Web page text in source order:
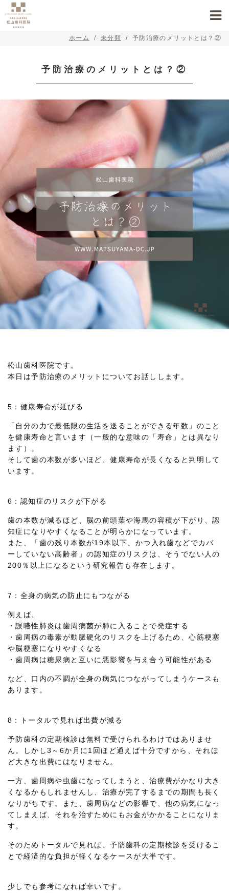
ホーム 未分類 予防治療のメリットとは？②
予防治療のメリットとは？②
松山歯科医院です。
本日は予防治療のメリットについてお話しします。
5：健康寿命が延びる
「自分の力で最低限の生活を送ることができる年数」のこと
を健康寿命と言います（一般的な意味の「寿命」とは異なり
ます）。
そして歯の本数が多いほど、健康寿命が長くなると判明して
います。
6：認知症のリスクが下がる
歯の本数が減るほど、脳の前頭葉や海馬の容積が下がり、認
知症になりやすくなることが明らかになっています。
また、「歯の残り本数が19本以下、かつ入れ歯などでカバ
ーしていない高齢者」の認知症のリスクは、そうでない人の
200％以上になるという研究報告も存在します。
7：全身の病気の防止にもつながる
例えば、
・誤嚥性肺炎は歯周病菌が肺に入ることで発症する
・歯周病の毒素が動脈硬化のリスクを上げるため、心筋梗塞
や脳梗塞になりやすくなる
・歯周病は糖尿病と互いに悪影響を与え合う可能性がある
など、口内の不調が全身の病気につながってしまうケースも
あります。
8：トータルで見れば出費が減る
予防歯科の定期検診は無料で受けられるわけではありませ
ん。しかし3～6か月に1回ほど通えば十分ですから、それほ
ど大きな出費にはなりません。
一方、歯周病や虫歯になってしまうと、治療費がかなり大き
くなるかもしれませんし、治療が完了するまでの期間も長く
なりがちです。また、歯周病などの影響で、他の病気になっ
てしまえば、それを治すためにもお金がかかることになりま
す。
そのためトータルで見れば、予防歯科の定期検診を受けるこ
とで経済的な負担が軽くなるケースが大半です。
少しでも参考になれば幸いです。